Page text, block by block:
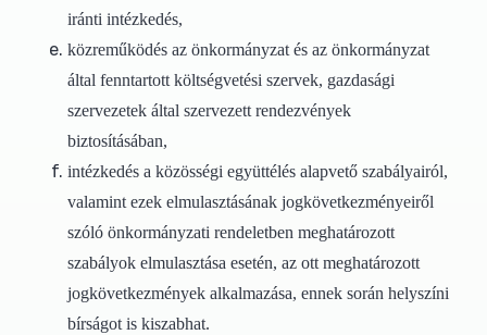
iránti intézkedés,
közreműködés az önkormányzat és az önkormányzat
által fenntartott költségvetési szervek, gazdasági
szervezetek által szervezett rendezvények
biztosításában,
intézkedés a közösségi együttélés alapvető szabályairól,
valamint ezek elmulasztásának jogkövetkezményeiről
szóló önkormányzati rendeletben meghatározott
szabályok elmulasztása esetén, az ott meghatározott
jogkövetkezmények alkalmazása, ennek során helyszíni
bírságot is kiszabhat.